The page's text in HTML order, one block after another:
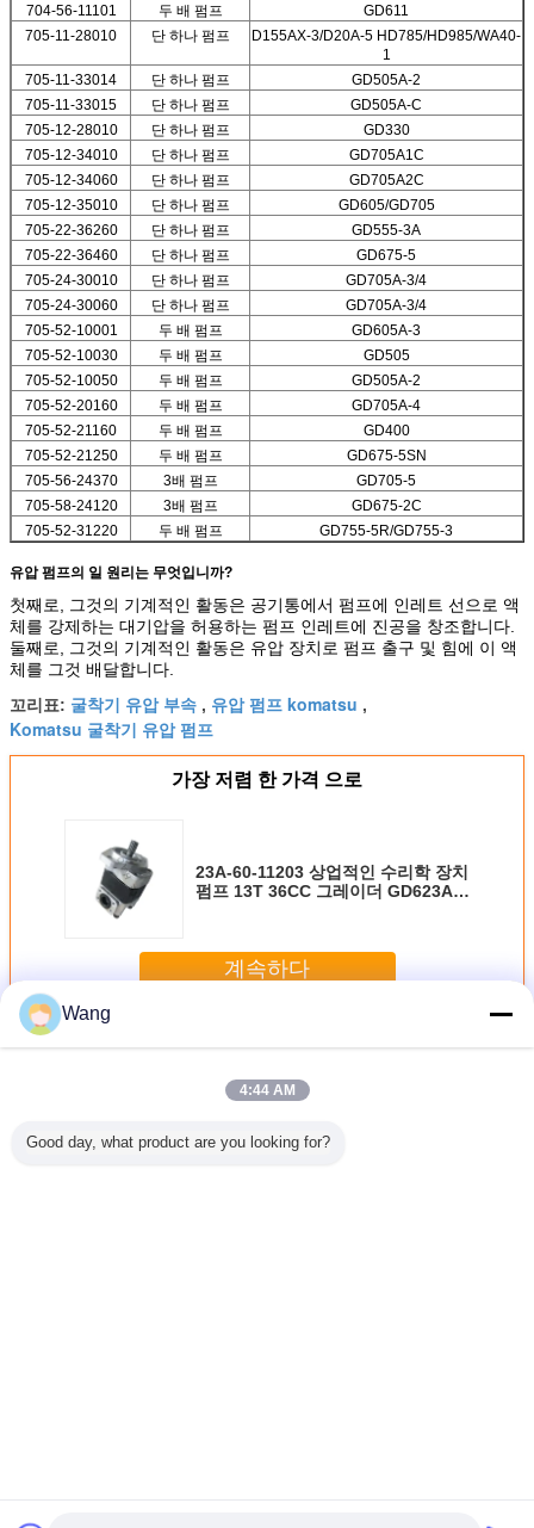
704-56-11101
두 배 펌프
GD611
705-11-28010
단 하나 펌프
D155AX-3/D20A-5 HD785/HD985/WA40-
1
705-11-33014
단 하나 펌프
GD505A-2
705-11-33015
단 하나 펌프
GD505A-C
705-12-28010
단 하나 펌프
GD330
705-12-34010
단 하나 펌프
GD705A1C
705-12-34060
단 하나 펌프
GD705A2C
705-12-35010
단 하나 펌프
GD605/GD705
705-22-36260
단 하나 펌프
GD555-3A
705-22-36460
단 하나 펌프
GD675-5
705-24-30010
단 하나 펌프
GD705A-3/4
705-24-30060
단 하나 펌프
GD705A-3/4
705-52-10001
두 배 펌프
GD605A-3
705-52-10030
두 배 펌프
GD505
705-52-10050
두 배 펌프
GD505A-2
705-52-20160
두 배 펌프
GD705A-4
705-52-21160
두 배 펌프
GD400
705-52-21250
두 배 펌프
GD675-5SN
705-56-24370
3배 펌프
GD705-5
705-58-24120
3배 펌프
GD675-2C
705-52-31220
두 배 펌프 GD755-5R/GD755-3
유압 펌프의 일 원리는 무엇입니까?
첫째로, 그것의 기계적인 활동은 공기통에서 펌프에 인레트 선으로 액
체를 강제하는 대기압을 허용하는 펌프 인레트에 진공을 창조합니다.
둘째로, 그것의 기계적인 활동은 유압 장치로 펌프 출구 및 힘에 이 액
체를 그것 배달합니다.
꼬리표: 굴착기 유압 부속 , 유압 펌프 komatsu ,
Komatsu 굴착기 유압 펌프
가장 저렴 한 가격 으로
23A-60-11203 상업적인 수리학 장치
펌프 13T 36CC 그레이더 GD623A-1
계속하다
더 많은 것
Wang
4:44 AM
Good day, what product are you looking for?